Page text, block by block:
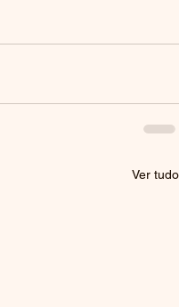
Ver tudo